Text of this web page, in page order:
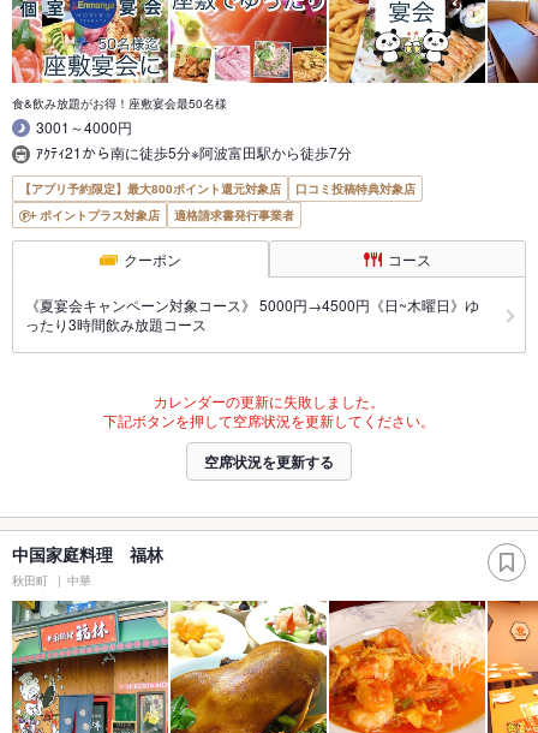
食&飲み放題がお得！座敷宴会最50名様
3001～4000円
ｱｸﾃｨ21から南に徒歩5分※阿波富田駅から徒歩7分
【アプリ予約限定】最大800ポイント還元対象店
口コミ投稿特典対象店
ポイントプラス対象店
適格請求書発行事業者
クーポン コース
《夏宴会キャンペーン対象コース》 5000円→4500円《日~木曜日》ゆ
ったり3時間飲み放題コース
カレンダーの更新に失敗しました。
下記ボタンを押して空席状況を更新してください。
空席状況を更新する
中国家庭料理 福林
秋田町 中華